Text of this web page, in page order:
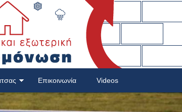
Επικοινωνία Videos